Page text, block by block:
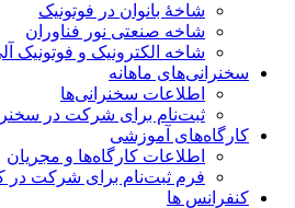
شاخۀ بانوان در فوتونیک
شاخه صنعتی نور فناوران
شاخه‌ الکترونیک و فوتونیک آلی
سخنرانی‌های ماهانه
اطلاعات سخنرانی‌‌ها
ثبت‌نام برای شرکت در
کارگاه‌های آموزشی
اطلاعات کارگاه‌ها و مجریان
فرم ثبت‌نام برای شرکت در
کنفرانس ها